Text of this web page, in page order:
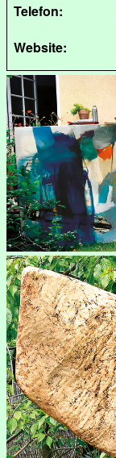
Telefon:
Website: